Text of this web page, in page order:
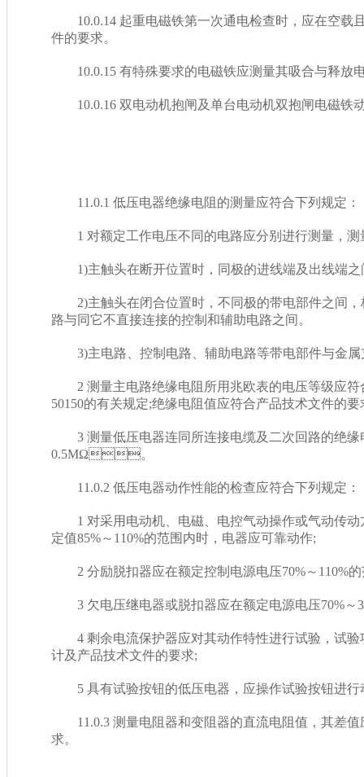
10.0.14 起重电磁铁第一次通电检查时，应在空载且
件的要求。
10.0.15 有特殊要求的电磁铁应测量其吸合与释放电流
10.0.16 双电动机抱闸及单台电动机双抱闸电磁铁动作
11.0.1 低压电器绝缘电阻的测量应符合下列规定：
1 对额定工作电压不同的电路应分别进行测量，测
1)主触头在断开位置时，同极的进线端及出线端之间
2)主触头在闭合位置时，不同极的带电部件之间
路与同它不直接连接的控制和辅助电路之间。
3)主电路、控制电路、辅助电路等带电部件与金属支
2 测量主电路绝缘电阻所用兆欧表的电压等级应符
50150的有关规定;绝缘电阻值应符合产品技术文件的要求
3 测量低压电器连同所连接电缆及二次回路的绝缘电
0.5MΩ。
11.0.2 低压电器动作性能的检查应符合下列规定：
1 对采用电动机、电磁、电控气动操作或气动传动
定值85%～110%的范围内时，电器应可靠动作;
2 分励脱扣器应在额定控制电源电压70%～110%的
3 欠电压继电器或脱扣器应在额定电源电压70%～
4 剩余电流保护器应对其动作特性进行试验，试验项目
计及产品技术文件的要求;
5 具有试验按钮的低压电器，应操作试验按钮进行
11.0.3 测量电阻器和变阻器的直流电阻值，其
求。